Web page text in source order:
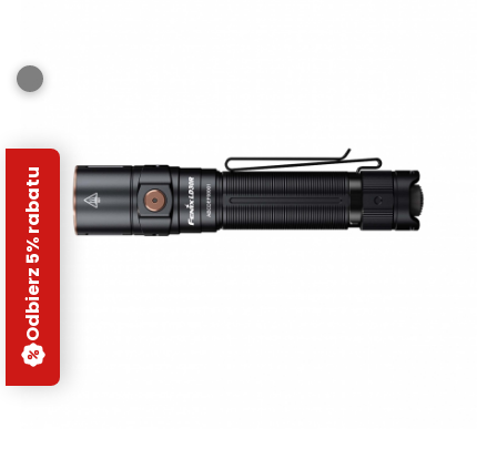
Odbierz 5% rabatu